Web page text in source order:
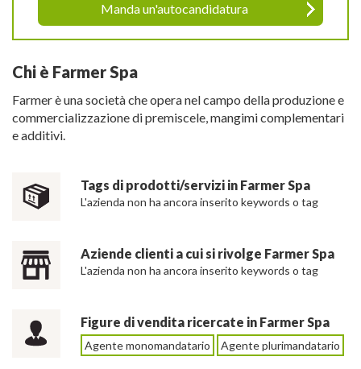
Manda un'autocandidatura
Chi è Farmer Spa
Farmer è una società che opera nel campo della produzione e
commercializzazione di premiscele, mangimi complementari
e additivi.
Tags di prodotti/servizi in Farmer Spa
L'azienda non ha ancora inserito keywords o tag
Aziende clienti a cui si rivolge Farmer Spa
L'azienda non ha ancora inserito keywords o tag
Figure di vendita ricercate in Farmer Spa
Agente monomandatario Agente plurimandatario